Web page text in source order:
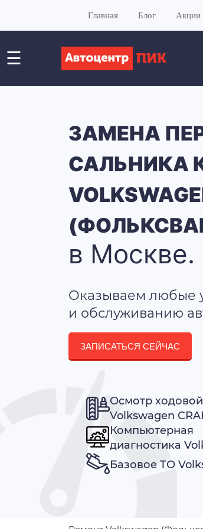
Главная Блог Акции
☰
ЗАМЕНА
САЛЬНИКА
в Москве.
Оказываем любые
и обслуживанию
ЗАПИСАТЬСЯ СЕЙЧАС
Осмотр ходовой
Volkswagen
Компьютерная
диагностика
Базовое ТО